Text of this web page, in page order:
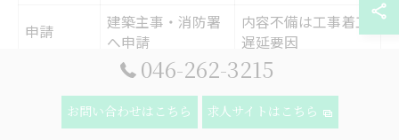
申請
建築主事・消防署
へ申請
内容不備は工事着工
遅延要因
手・完了
実際の施工、完了
検査
検査不合格は再施工
の可能性
046-262-3215
お問い合わせはこちら 求人サイトはこちら